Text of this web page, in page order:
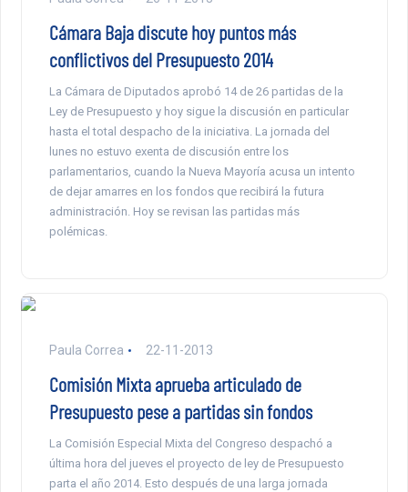
Cámara Baja discute hoy puntos más
conflictivos del Presupuesto 2014
La Cámara de Diputados aprobó 14 de 26 partidas de la
Ley de Presupuesto y hoy sigue la discusión en particular
hasta el total despacho de la iniciativa. La jornada del
lunes no estuvo exenta de discusión entre los
parlamentarios, cuando la Nueva Mayoría acusa un intento
de dejar amarres en los fondos que recibirá la futura
administración. Hoy se revisan las partidas más
polémicas.
Paula Correa 22-11-2013
Comisión Mixta aprueba articulado de
Presupuesto pese a partidas sin fondos
La Comisión Especial Mixta del Congreso despachó a
última hora del jueves el proyecto de ley de Presupuesto
parta el año 2014. Esto después de una larga jornada